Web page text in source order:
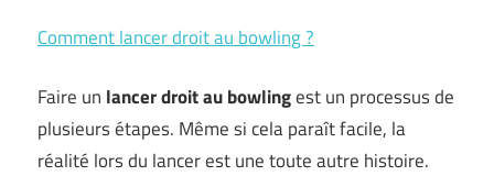
Comment lancer droit au bowling ?
Faire un lancer droit au bowlingest un processus de
plusieurs étapes. Même si cela paraît facile, la
réalité lors du lancer est une toute autre histoire.